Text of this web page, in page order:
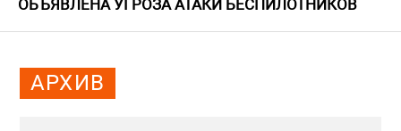
ОБЪЯВЛЕНА УГРОЗА АТАКИ БЕСПИЛОТНИКОВ
АРХИВ